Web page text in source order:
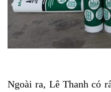
Ngoài ra, Lê Thanh có